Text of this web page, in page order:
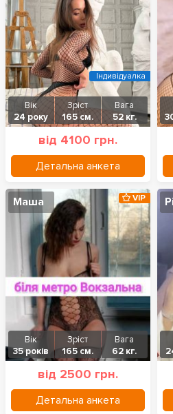
Вік
24 року
Зріст
165 см.
Вага
52 кг.
від 4100 грн.
Детальна анкета
Індивідуалка
Маша
Вік
35 років
Зріст
165 см.
Вага
62 кг.
від 2500 грн.
Детальна анкета
VIP